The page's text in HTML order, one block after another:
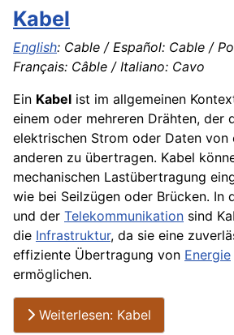
Kabel
English: Cable / Español: Cable /
Français: Câble / Italiano: Cavo
Ein Kabel ist im allgemeinen
einem oder mehreren Drähten, der
elektrischen Strom oder Daten von
anderen zu übertragen. Kabel
mechanischen Lastübertragung
wie bei Seilzügen oder Brücken. In
und der Telekommunikation sind
die Infrastruktur, da sie eine
effiziente Übertragung von Energie
ermöglichen.
Weiterlesen: Kabel